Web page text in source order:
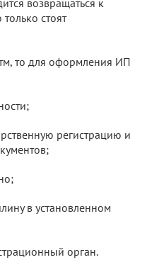
стоят
то для оформления ИП
регистрацию и
в установленном
орган.